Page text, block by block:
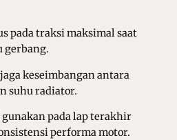
pada traksi maksimal saat
gerbang.
keseimbangan antara
suhu radiator.
pada lap terakhir
performa motor.